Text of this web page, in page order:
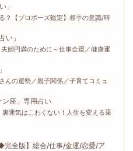
」
？【プロポーズ鑑定】相手の意識/時
い」
婦円満のために～仕事金運／健康運
んの運勢／親子関係／子育てコミュ
ン座」専用占い
裏運気はこわくない！人生を変える乗
全版】総合/仕事/金運/恋愛/ア